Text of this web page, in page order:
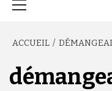
ACCUEIL